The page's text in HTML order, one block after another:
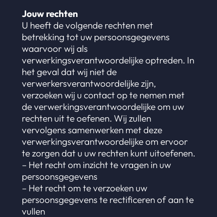
Jouw rechten
U heeft de volgende rechten met
betrekking tot uw persoonsgegevens
waarvoor wij als
verwerkingsverantwoordelijke optreden. In
het geval dat wij niet de
verwerkersverantwoordelijke zijn,
verzoeken wij u contact op te nemen met
de verwerkingsverantwoordelijke om uw
rechten uit te oefenen. Wij zullen
vervolgens samenwerken met deze
verwerkingsverantwoordelijke om ervoor
te zorgen dat u uw rechten kunt uitoefenen.
– Het recht om inzicht te vragen in uw
persoonsgegevens
– Het recht om te verzoeken uw
persoonsgegevens te rectificeren of aan te
vullen